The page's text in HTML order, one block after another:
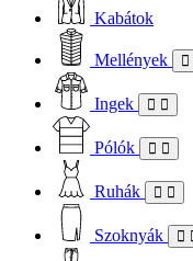
Kabátok
Mellények
Ingek
Pólók
Ruhák
Szoknyák